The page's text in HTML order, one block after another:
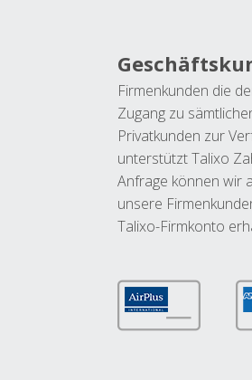
Firmenkunden die
Zugang zu
Privatkunden zur
unterstützt Talixo
Anfrage können wir
unsere
Talixo-Firmkonto